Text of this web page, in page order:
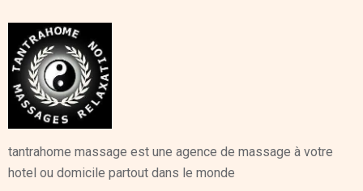
tantrahome massage est une agence de massage à votre
hotel ou domicile partout dans le monde